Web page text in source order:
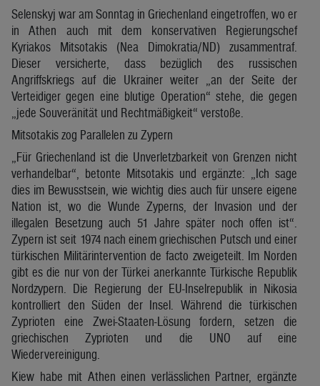
Selenskyj war am Sonntag in Griechenland eingetroffen, wo er
in Athen auch mit dem konservativen Regierungschef
Kyriakos Mitsotakis (Nea Dimokratia/ND) zusammentraf.
Dieser versicherte, dass bezüglich des russischen
Angriffskriegs auf die Ukrainer weiter „an der Seite der
Verteidiger gegen eine blutige Operation“ stehe, die gegen
„jede Souveränität und Rechtmäßigkeit“ verstoße.
Mitsotakis zog Parallelen zu Zypern
„Für Griechenland ist die Unverletzbarkeit von Grenzen nicht
verhandelbar“, betonte Mitsotakis und ergänzte: „Ich sage
dies im Bewusstsein, wie wichtig dies auch für unsere eigene
Nation ist, wo die Wunde Zyperns, der Invasion und der
illegalen Besetzung auch 51 Jahre später noch offen ist“.
Zypern ist seit 1974 nach einem griechischen Putsch und einer
türkischen Militärintervention de facto zweigeteilt. Im Norden
gibt es die nur von der Türkei anerkannte Türkische Republik
Nordzypern. Die Regierung der EU-Inselrepublik in Nikosia
kontrolliert den Süden der Insel. Während die türkischen
Zyprioten eine Zwei-Staaten-Lösung fordern, setzen die
griechischen Zyprioten und die UNO auf eine
Wiedervereinigung.
Kiew habe mit Athen einen verlässlichen Partner, ergänzte